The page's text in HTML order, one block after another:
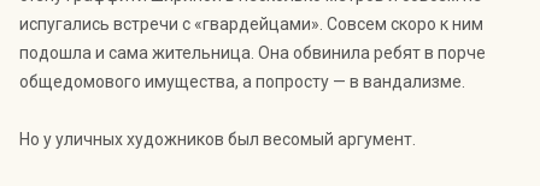
испугались встречи с «гвардейцами». Совсем скоро к ним
подошла и сама жительница. Она обвинила ребят в порче
общедомового имущества, а попросту — в вандализме.
Но у уличных художников был весомый аргумент.